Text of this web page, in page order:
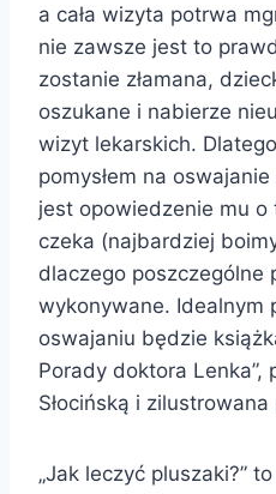
a cała wizyta potrwa
nie zawsze jest to
zostanie złamana,
oszukane i nabierze
wizyt lekarskich.
pomysłem na
jest opowiedzenie mu o
czeka (najbardziej
dlaczego poszczególne
wykonywane. Idealnym
oswajaniu będzie
Porady doktora Lenka”,
Słocińską i
„Jak leczyć pluszaki?”